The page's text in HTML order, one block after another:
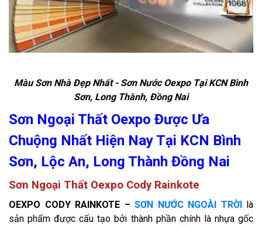
Màu Sơn Nhà Đẹp Nhất - Sơn Nước Oexpo Tại KCN Bình
Sơn, Long Thành, Đồng Nai
Sơn Ngoại Thất Oexpo Được Ưa
Chuộng Nhất Hiện Nay Tại KCN Bình
Sơn, Lộc An, Long Thành Đồng Nai
Sơn Ngoại Thất Oexpo Cody Rainkote
OEXPO CODY RAINKOTE – SƠN NƯỚC NGOÀI TRỜIlà
sản phẩm được cấu tạo bởi thành phần chính là nhựa gốc